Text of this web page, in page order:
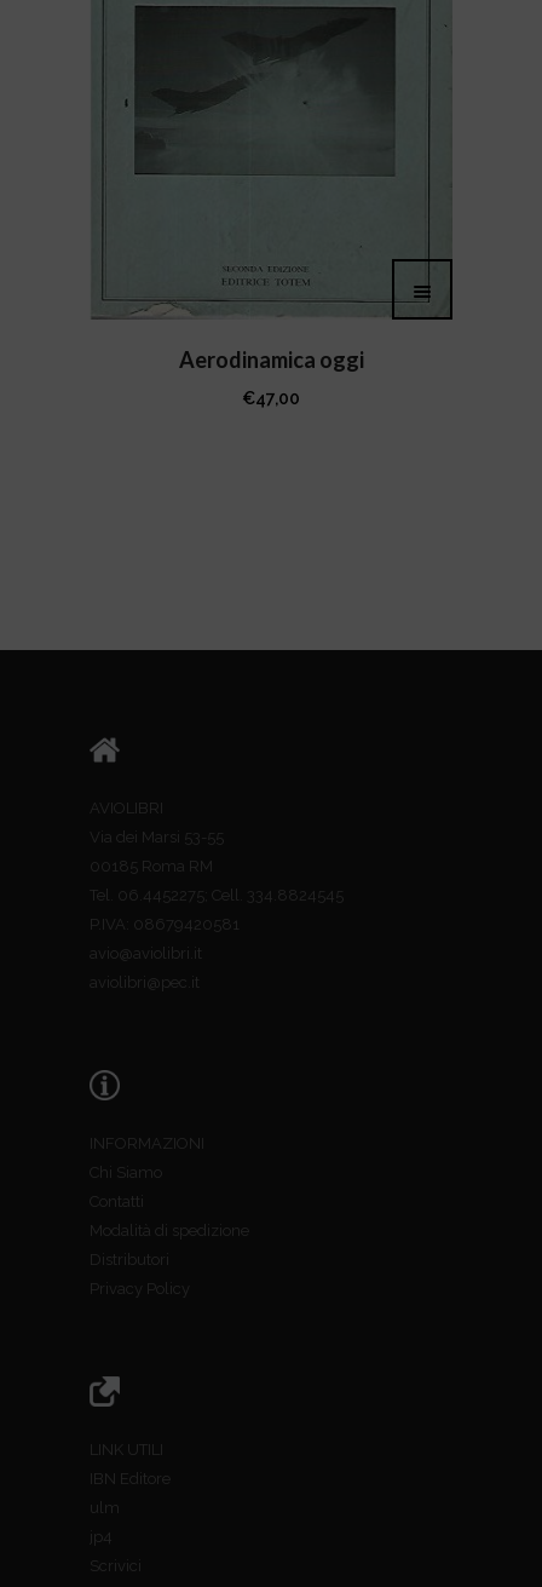
Aerodinamica oggi
€47,00
AVIOLIBRI
Via dei Marsi 53-55
00185 Roma RM
Tel. 06.4452275; Cell. 334.8824545
P.IVA: 08679420581
avio@aviolibri.it
aviolibri@pec.it
INFORMAZIONI
Chi Siamo
Contatti
Modalità di spedizione
Distributori
Privacy Policy
LINK UTILI
IBN Editore
ulm
jp4
Scrivici